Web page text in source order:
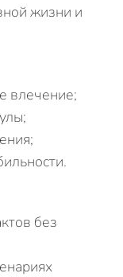
жизни и
влечение;
без